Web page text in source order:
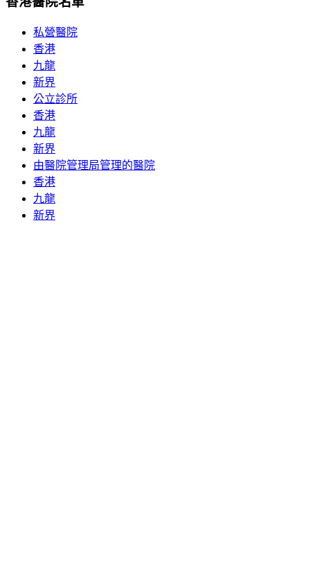
私營醫院
香港
九龍
新界
公立診所
香港
九龍
新界
由醫院管理局管理的醫院
香港
九龍
新界